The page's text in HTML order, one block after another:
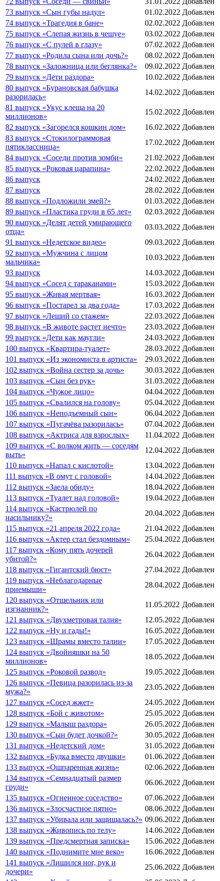
73 выпуск «Сын губы надул»
01.02.2022 Добавлен
74 выпуск «Трагедия в бане»
02.02.2022 Добавлен
75 выпуск «Слепая жизнь в чешуе»
03.02.2022 Добавлен
76 выпуск «С пулей в глазу»
07.02.2022 Добавлен
77 выпуск «Родила сына или дочь?»
08.02.2022 Добавлен
78 выпуск «Заложница или беглянка?»
09.02.2022 Добавлен
79 выпуск «Дети раздора»
10.02.2022 Добавлен
80 выпуск «Бурановская бабушка
разорилась»
14.02.2022 Добавлен
81 выпуск «Укус клеща на 20
миллионов»
15.02.2022 Добавлен
82 выпуск «Загорелся кошкин дом»
16.02.2022 Добавлен
83 выпуск «Стокилограммовая
пятиклассница»
17.02.2022 Добавлен
84 выпуск «Соседи против зомби»
21.02.2022 Добавлен
85 выпуск «Роковая царапина»
22.02.2022 Добавлен
86 выпуск
24.02.2022 Добавлен
87 выпуск
28.02.2022 Добавлен
88 выпуск «Подложили змей?»
01.03.2022 Добавлен
89 выпуск «Пластика груди в 65 лет»
02.03.2022 Добавлен
90 выпуск «Делят детей умирающего
отца»
03.03.2022 Добавлен
91 выпуск «Недетское видео»
09.03.2022 Добавлен
92 выпуск «Мужчина с лицом
мальчика»
10.03.2022 Добавлен
93 выпуск
14.03.2022 Добавлен
94 выпуск «Сосед с тараканами»
15.03.2022 Добавлен
95 выпуск «Живая мертвая»
16.03.2022 Добавлен
96 выпуск «Постарел за два года»
17.03.2022 Добавлен
97 выпуск «Леший со стажем»
22.03.2022 Добавлен
98 выпуск «В животе растет нечто»
23.03.2022 Добавлен
99 выпуск «Дети как маугли»
24.03.2022 Добавлен
100 выпуск «Квартира-туалет»
28.03.2022 Добавлен
101 выпуск «Из экономиста в артиста»
29.03.2022 Добавлен
102 выпуск «Война сестер за дочь»
30.03.2022 Добавлен
103 выпуск «Сын без рук»
31.03.2022 Добавлен
104 выпуск «Чужое лицо»
04.04.2022 Добавлен
105 выпуск «Свалился на голову»
05.04.2022 Добавлен
106 выпуск «Неподъемный сын»
06.04.2022 Добавлен
107 выпуск «Пугачёва разорилась»
07.04.2022 Добавлен
108 выпуск «Актриса для взрослых»
11.04.2022 Добавлен
109 выпуск «С волком жить — соседям
выть»
12.04.2022 Добавлен
110 выпуск «Напал с кислотой»
13.04.2022 Добавлен
111 выпуск «В омут с головой»
14.04.2022 Добавлен
112 выпуск «Заела обиду»
18.04.2022 Добавлен
113 выпуск «Туалет над головой»
19.04.2022 Добавлен
114 выпуск «Кастрюлей по
насильнику?»
20.04.2022 Добавлен
115 выпуск «21 апреля 2022 года»
21.04.2022 Добавлен
116 выпуск «Актер стал бездомным»
25.04.2022 Добавлен
117 выпуск «Кому пять дочерей
убитой?»
26.04.2022 Добавлен
118 выпуск «Гигантский бюст»
27.04.2022 Добавлен
119 выпуск «Неблагодарные
приемыши»
28.04.2022 Добавлен
120 выпуск «Отшельник или
изгнанник?»
11.05.2022 Добавлен
121 выпуск «Двухметровая талия»
12.05.2022 Добавлен
122 выпуск «Ну и гады!»
16.05.2022 Добавлен
123 выпуск «Шрамы вместо талии»
17.05.2022 Добавлен
124 выпуск «Двойняшки на 50
миллионов»
18.05.2022 Добавлен
125 выпуск «Роковой развод»
19.05.2022 Добавлен
126 выпуск «Певица разорилась из-за
мужа?»
23.05.2022 Добавлен
127 выпуск «Сосед жжет»
24.05.2022 Добавлен
128 выпуск «Бой с животом»
25.05.2022 Добавлен
129 выпуск «Малыш раздора»
26.05.2022 Добавлен
130 выпуск «Сын будет дочкой?»
30.05.2022 Добавлен
131 выпуск «Недетский дом»
31.05.2022 Добавлен
132 выпуск «Будка вместо двушки»
01.06.2022 Добавлен
133 выпуск «Ошпаренная жизнь»
02.06.2022 Добавлен
134 выпуск «Семнадцатый размер
груди»
06.06.2022 Добавлен
135 выпуск «Огненное соседство»
07.06.2022 Добавлен
136 выпуск «Злосчастное пятно»
08.06.2022 Добавлен
137 выпуск «Убивала или защищалась?» 09.06.2022 Добавлен
138 выпуск «Живопись по телу»
14.06.2022 Добавлен
139 выпуск «Предсмертная записка»
15.06.2022 Добавлен
140 выпуск «Поднимите мне веко»
16.06.2022 Добавлен
141 выпуск «Лишился ног, рук и
дочери»
25.06.2022 Добавлен